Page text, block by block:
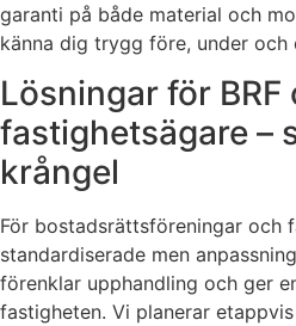
garanti på både material och
känna dig trygg före, under och
Lösningar för BRF
fastighetsägare –
krångel
För bostadsrättsföreningar och
standardiserade men
förenklar upphandling och ger
fastigheten. Vi planerar